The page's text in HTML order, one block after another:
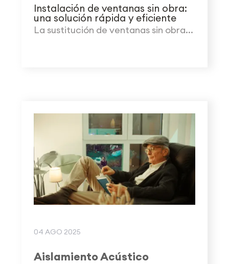
Instalación de ventanas sin obra:
una solución rápida y eficiente
La sustitución de ventanas sin obra...
04 AGO 2025
Aislamiento Acústico